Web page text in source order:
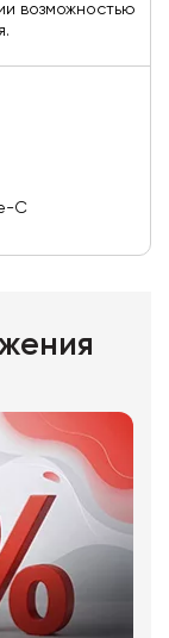
возможностью
C